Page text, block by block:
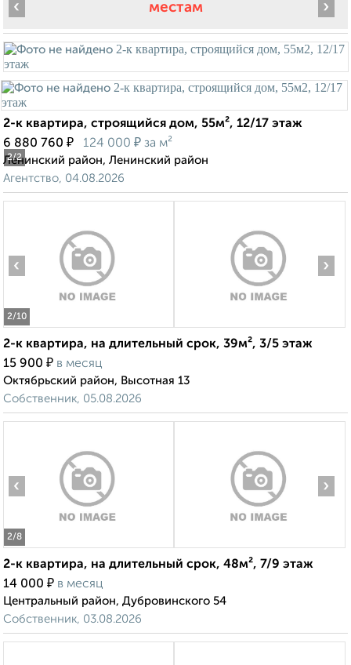
местам
2/2
‹ ›
2-к квартира, строящийся дом, 55м², 12/17 этаж
6 880 760 ₽ 124 000 ₽ за м²
Ленинский район, Ленинский район
Агентство, 04.08.2026
2/10
‹ ›
2-к квартира, на длительный срок, 39м², 3/5 этаж
15 900 ₽ в месяц
Октябрьский район, Высотная 13
Собственник, 05.08.2026
2/8
‹ ›
2-к квартира, на длительный срок, 48м², 7/9 этаж
14 000 ₽ в месяц
Центральный район, Дубровинского 54
Собственник, 03.08.2026